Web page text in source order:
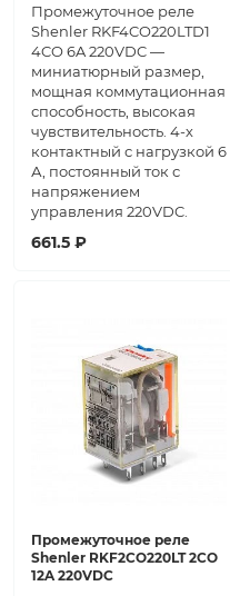
Промежуточное реле
Shenler RKF4CO220LTD1
4CO 6A 220VDC —
миниатюрный размер,
мощная коммутационная
способность, высокая
чувствительность. 4-х
контактный с нагрузкой 6
А, постоянный ток с
напряжением
управления 220VDC.
661.5 ₽
Промежуточное реле
Shenler RKF2CO220LT 2CO
12A 220VDC